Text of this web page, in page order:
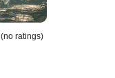
(no ratings)